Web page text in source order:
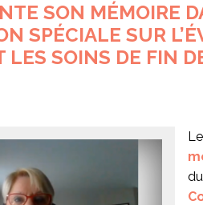
SON MÉMOIRE
SPÉCIALE SUR
LES SOINS DE FIN